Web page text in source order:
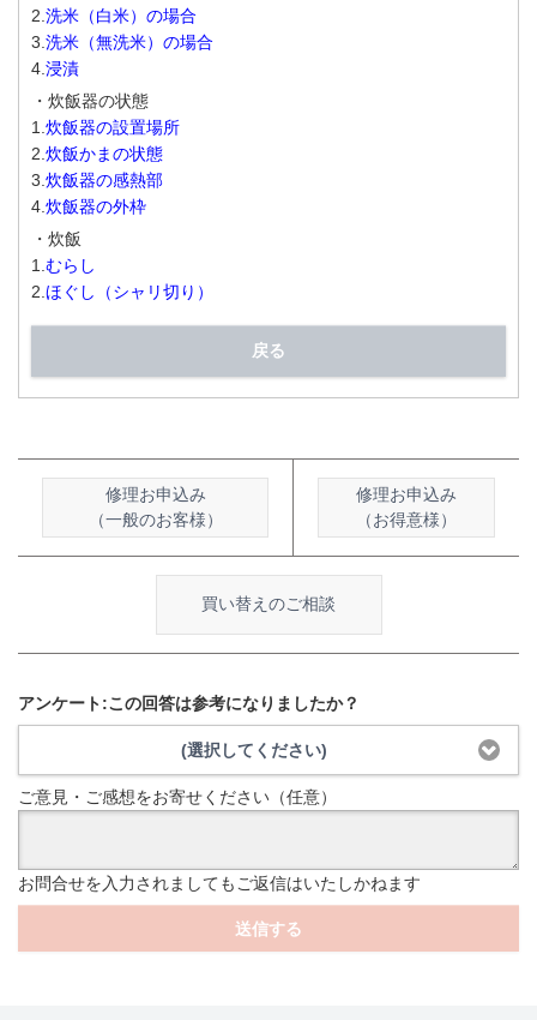
2. 洗米（白米）の場合
3. 洗米（無洗米）の場合
4. 浸漬
・炊飯器の状態
1. 炊飯器の設置場所
2. 炊飯かまの状態
3. 炊飯器の感熱部
4. 炊飯器の外枠
・炊飯
1. むらし
2. ほぐし（シャリ切り）
戻る
修理お申込み
（一般のお客様）
修理お申込み
（お得意様）
買い替えのご相談
アンケート:この回答は参考になりましたか？
(選択してください)
ご意見・ご感想をお寄せください（任意）
お問合せを入力されましてもご返信はいたしかねます
送信する